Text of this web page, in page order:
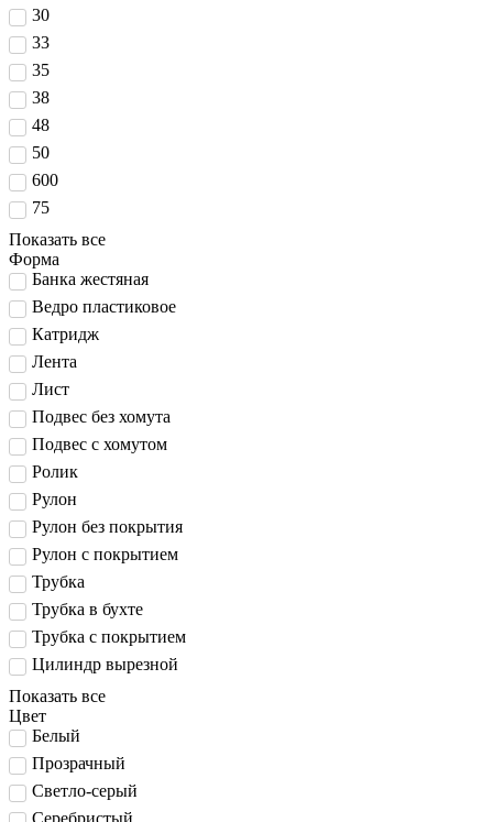
30
33
35
38
48
50
600
75
Показать все
Форма
Банка жестяная
Ведро пластиковое
Катридж
Лента
Лист
Подвес без хомута
Подвес с хомутом
Ролик
Рулон
Рулон без покрытия
Рулон с покрытием
Трубка
Трубка в бухте
Трубка с покрытием
Цилиндр вырезной
Показать все
Цвет
Белый
Прозрачный
Светло-серый